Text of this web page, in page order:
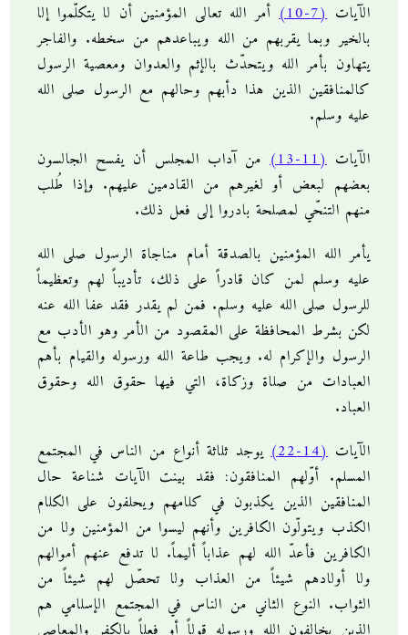
الآيات(7-10)
أمر الله تعالى المؤمنين أن لا يتكلّموا إلا
بالخير وبما يقربهم من الله ويباعدهم من سخطه. والفاجر
يتهاون بأمر الله ويتحدّث بالإثم والعدوان ومعصية الرسول
كالمنافقين الذين هذا دأبهم وحالهم مع الرسول صلى الله
عليه وسلم.
الآيات(11-13)
من آداب المجلس أن يفسح الجالسون
بعضهم لبعض أو لغيرهم من القادمين عليهم. وإذا طُلب
منهم التنحّي لمصلحة بادروا إلى فعل ذلك.
يأمر الله المؤمنين بالصدقة أمام مناجاة الرسول صلى الله
عليه وسلم لمن كان قادراً على ذلك، تأديباً لهم وتعظيماً
للرسول صلى الله عليه وسلم. فمن لم يقدر فقد عفا الله عنه
لكن بشرط المحافظة على المقصود من الأمر وهو الأدب مع
الرسول والإكرام له. ويجب طاعة الله ورسوله والقيام بأهم
العبادات من صلاة وزكاة، التي فيها حقوق الله وحقوق
العباد.
الآيات(14-22)
يوجد ثلاثة أنواع من الناس في المجتمع
المسلم. أوّلهم المنافقون: فقد بينت الآيات شناعة حال
المنافقين الذين يكذبون في كلامهم ويحلفون على الكلام
الكذب ويتولّون الكافرين وأنهم ليسوا من المؤمنين ولا من
الكافرين فأعدّ الله لهم عذاباً أليماً. لا تدفع عنهم أموالهم
ولا أولادهم شيئاً من العذاب ولا تحصّل لهم شيئاً من
الثواب. النوع الثاني من الناس في المجتمع الإسلامي هم